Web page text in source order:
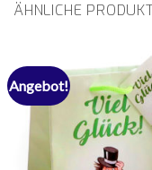
ÄHNLICHE
Angebot!